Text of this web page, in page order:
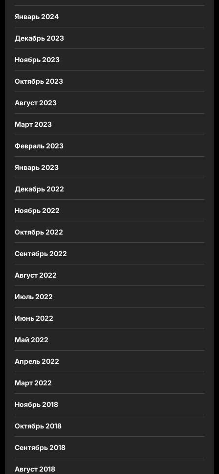
Январь 2024
Декабрь 2023
Ноябрь 2023
Октябрь 2023
Август 2023
Март 2023
Февраль 2023
Январь 2023
Декабрь 2022
Ноябрь 2022
Октябрь 2022
Сентябрь 2022
Август 2022
Июль 2022
Июнь 2022
Май 2022
Апрель 2022
Март 2022
Ноябрь 2018
Октябрь 2018
Сентябрь 2018
Август 2018